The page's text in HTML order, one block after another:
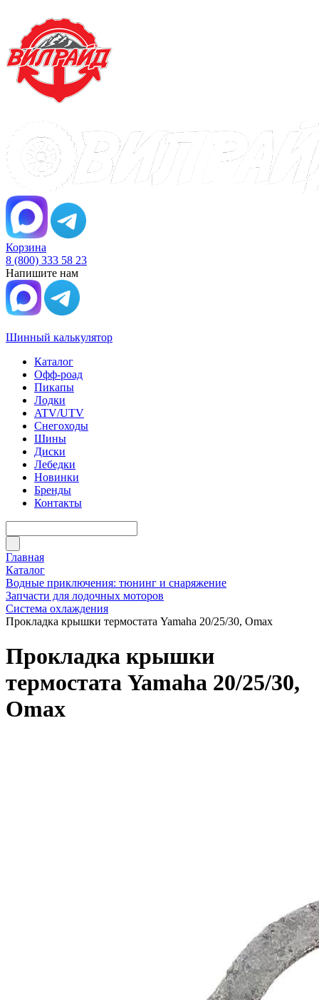
Корзина
8 (800) 333 58 23
Напишите нам
Шинный калькулятор
Каталог
Офф-роад
Пикапы
Лодки
ATV/UTV
Снегоходы
Шины
Диски
Лебедки
Новинки
Бренды
Контакты
Главная
Каталог
Водные приключения: тюнинг и снаряжение
Запчасти для лодочных моторов
Система охлаждения
Прокладка крышки термостата Yamaha 20/25/30, Omax
Прокладка крышки
термостата Yamaha 20/25/30,
Omax